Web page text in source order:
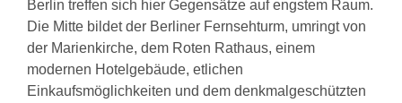
Berlin treffen sich hier Gegensätze auf engstem Raum.
Die Mitte bildet der Berliner Fernsehturm, umringt von
der Marienkirche, dem Roten Rathaus, einem
modernen Hotelgebäude, etlichen
Einkaufsmöglichkeiten und dem denkmalgeschützten